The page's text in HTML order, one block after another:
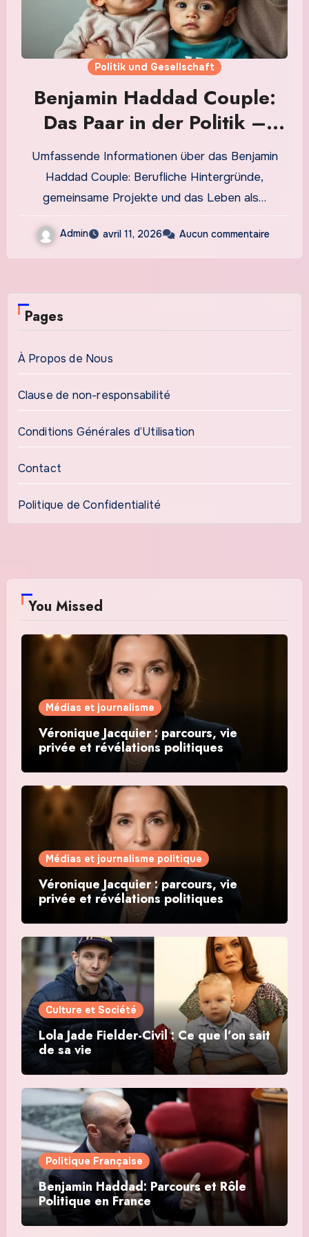
Politik und Gesellschaft
Benjamin Haddad Couple:
Das Paar in der Politik –
Aktuelle Einblicke 2026
Umfassende Informationen über das Benjamin
Haddad Couple: Berufliche Hintergründe,
gemeinsame Projekte und das Leben als…
Admin avril 11, 2026 Aucun commentaire
Pages
À Propos de Nous
Clause de non-responsabilité
Conditions Générales d’Utilisation
Contact
Politique de Confidentialité
You Missed
Médias et journalisme
Véronique Jacquier : parcours, vie
privée et révélations politiques
Médias et journalisme politique
Véronique Jacquier : parcours, vie
privée et révélations politiques
Culture et Société
Lola Jade Fielder-Civil : Ce que l’on sait
de sa vie
Politique Française
Benjamin Haddad: Parcours et Rôle
Politique en France